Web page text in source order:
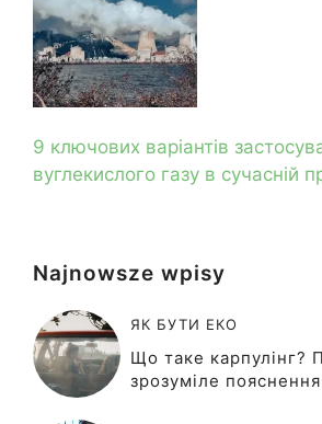
9 ключових варіантів
вуглекислого газу в сучасній
Najnowsze wpisy
ЯК БУТИ ЕКО
Що таке карпулінг?
зрозуміле пояснення